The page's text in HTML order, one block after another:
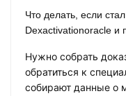
Что делать, если
Dexactivationoracle и
Нужно собрать
обратиться к
собирают данные о